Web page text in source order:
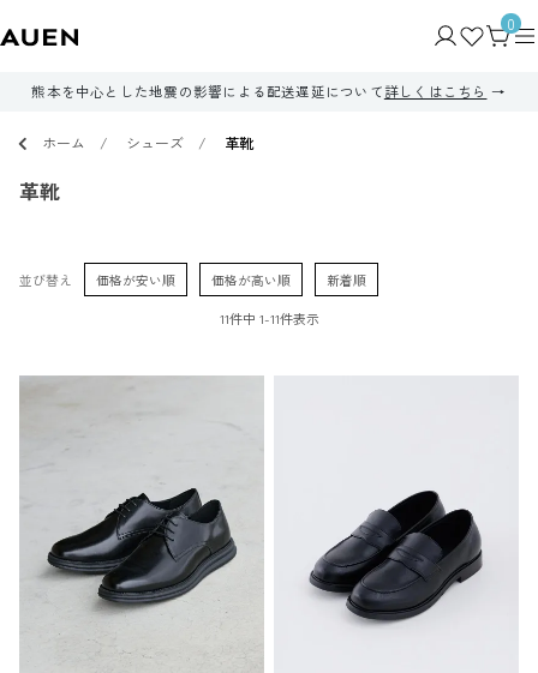
0
熊本を中心とした地震の影響による配送遅延について詳しくはこちら
ホーム シューズ 革靴
革靴
並び替え 価格が安い順 価格が高い順
新着順
11件中 1-11件表示